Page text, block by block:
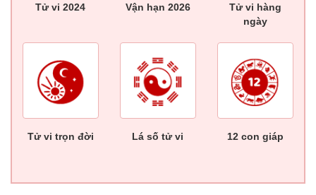
Tử vi 2024 Vận hạn 2026
Tử vi hàng
ngày
Tử vi trọn đời Lá số tử vi 12 con giáp